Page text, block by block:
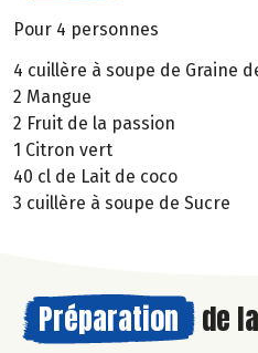
Pour 4 personnes
4 cuillère à soupe de Graine
2 Mangue
2 Fruit de la passion
1 Citron vert
40 cl de Lait de coco
3 cuillère à soupe de Sucre
Préparation de la